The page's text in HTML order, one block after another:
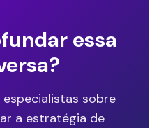
essa
especialistas sobre
a estratégia de